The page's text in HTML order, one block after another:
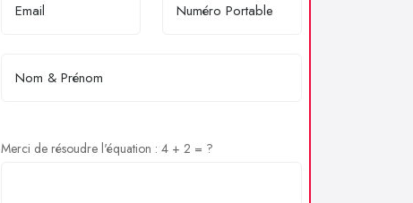
Merci de résoudre l'équation : 4 + 2 = ?